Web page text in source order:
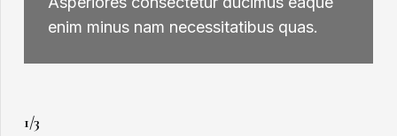
enim minus nam necessitatibus quas.
1/3